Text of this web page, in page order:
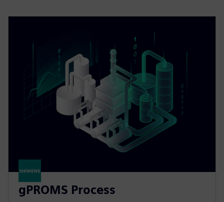
gPROMS Process